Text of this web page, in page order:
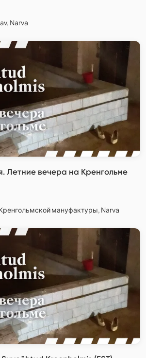
Narva
Летние вечера на Кренгольме
мануфактуры, Narva